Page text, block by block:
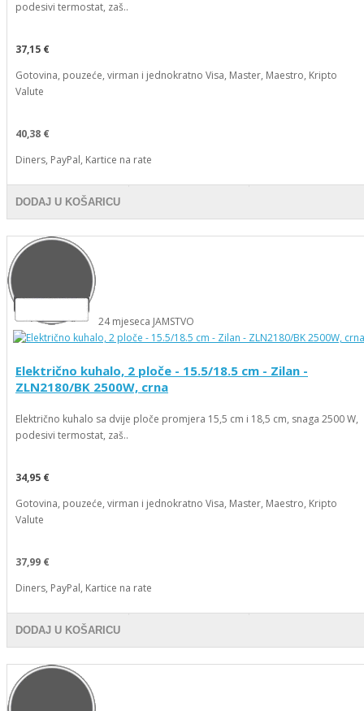
podesivi termostat, zaš..
37,15 €
Gotovina, pouzeće, virman i jednokratno Visa, Master, Maestro, Kripto
Valute
40,38 €
Diners, PayPal, Kartice na rate
DODAJ U KOŠARICU
24 mjeseca JAMSTVO
Električno kuhalo, 2 ploče - 15.5/18.5 cm - Zilan -
ZLN2180/BK 2500W, crna
Električno kuhalo sa dvije ploče promjera 15,5 cm i 18,5 cm, snaga 2500 W,
podesivi termostat, zaš..
34,95 €
Gotovina, pouzeće, virman i jednokratno Visa, Master, Maestro, Kripto
Valute
37,99 €
Diners, PayPal, Kartice na rate
DODAJ U KOŠARICU